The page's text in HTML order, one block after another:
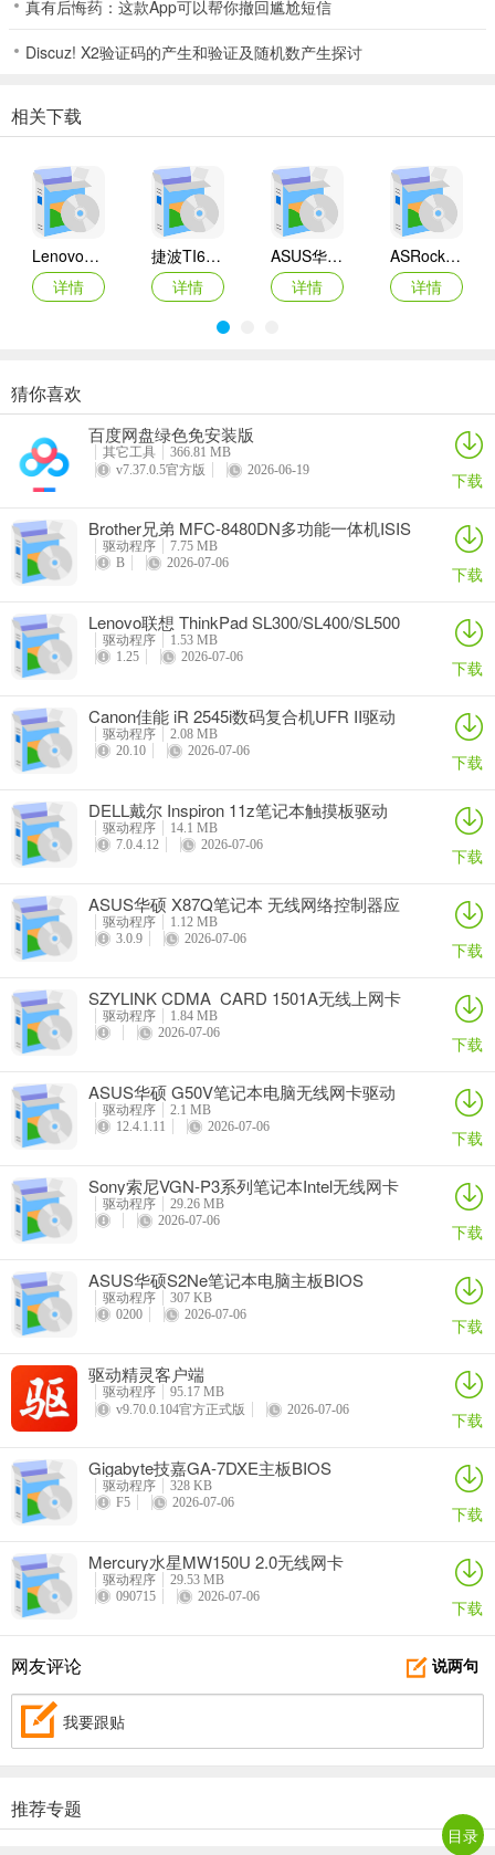
真有后悔药：这款App可以帮你撤回尴尬短信
Discuz! X2验证码的产生和验证及随机数产生探讨
相关下载
Lenovo联想 Ideapad Z465/Z565系列笔记本 声卡驱动
详情
捷波TI61AG-A主板BIOS
详情
ASUS华硕F1A55-M LX3 R2.0主板BIOS
详情
ASRock华擎IMB-A160主板BIOS
详情
奥睿科PAS3062-2E/PAS3062-2S/PAS3064-2S2E系列扩展卡驱动
详情
Canon佳能 PowerShot A310 WIA驱动
详情
AMD Mobility Radeon HD 2000/HD 3000/HD 4000/HD 5000系列移动显卡催化剂驱动
映泰Hi-Fi H77S 5.x主板BIOS
猜你喜欢
百度网盘绿色免安装版
其它工具
366.81 MB
v7.37.0.5官方版
2026-06-19 下载
Brother兄弟 MFC-8480DN多功能一体机ISIS
驱动
驱动程序
7.75 MB
B
2026-07-06 下载
Lenovo联想 ThinkPad SL300/SL400/SL500
笔记本BIOS
驱动程序
1.53 MB
1.25
2026-07-06 下载
Canon佳能 iR 2545i数码复合机UFR II驱动
驱动程序
2.08 MB
20.10
2026-07-06 下载
DELL戴尔 Inspiron 11z笔记本触摸板驱动
驱动程序
14.1 MB
7.0.4.12
2026-07-06 下载
ASUS华硕 X87Q笔记本 无线网络控制器应
用程序
驱动程序
1.12 MB
3.0.9
2026-07-06 下载
SZYLINK CDMA_CARD 1501A无线上网卡
驱动程序
1.84 MB
2026-07-06
下载
ASUS华硕 G50V笔记本电脑无线网卡驱动
驱动程序
2.1 MB
12.4.1.11
2026-07-06 下载
Sony索尼VGN-P3系列笔记本Intel无线网卡
驱动
驱动程序
29.26 MB
2026-07-06
下载
ASUS华硕S2Ne笔记本电脑主板BIOS
驱动程序
307 KB
0200
2026-07-06 下载
驱动精灵客户端
驱动程序
95.17 MB
v9.70.0.104官方正式版
2026-07-06 下载
Gigabyte技嘉GA-7DXE主板BIOS
驱动程序
328 KB
F5
2026-07-06 下载
Mercury水星MW150U 2.0无线网卡
驱动程序
29.53 MB
090715
2026-07-06 下载
说两句
网友评论
我要跟贴
推荐专题
目录